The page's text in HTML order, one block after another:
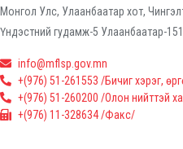
Монгол Улс, Улаанбаатар хот,
Үндэстний гудамж-5 Улаанбаатар-
info@mflsp.gov.mn
+(976) 51-261553 /Бичиг хэрэг,
+(976) 51-260200 /Олон нийттэй
+(976) 11-328634 /Факс/